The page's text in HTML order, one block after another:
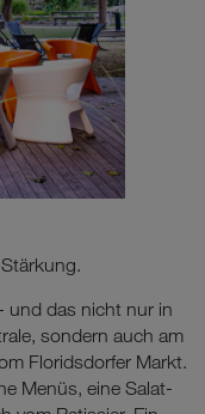
und das nicht nur in
sondern auch am
Floridsdorfer Markt.
Menüs, eine Salat-